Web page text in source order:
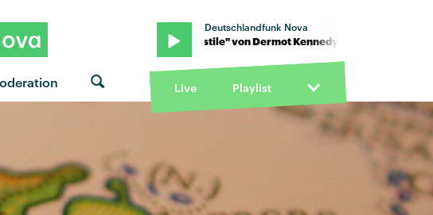
Deutschlandfunk Nova
Kennedy · "Turnstile" von Dermot Kennedy · "Turnstile" von Dermot
Live Playlist